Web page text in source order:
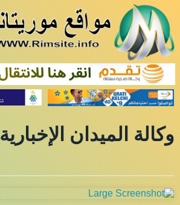
وكالة الميدان الإخبارية